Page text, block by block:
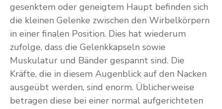
gesenktem oder geneigtem Haupt befinden sich
die kleinen Gelenke zwischen den Wirbelkörpern
in einer finalen Position. Dies hat wiederum
zufolge, dass die Gelenkkapseln sowie
Muskulatur und Bänder gespannt sind. Die
Kräfte, die in diesem Augenblick auf den Nacken
ausgeübt werden, sind enorm. Üblicherweise
betragen diese bei einer normal aufgerichteten